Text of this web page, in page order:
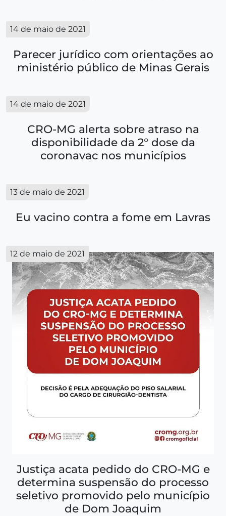
14 de maio de 2021
Parecer jurídico com orientações ao
ministério público de Minas Gerais
14 de maio de 2021
CRO-MG alerta sobre atraso na
disponibilidade da 2° dose da
coronavac nos municípios
13 de maio de 2021
Eu vacino contra a fome em Lavras
12 de maio de 2021
Justiça acata pedido do CRO-MG e
determina suspensão do processo
seletivo promovido pelo município
de Dom Joaquim